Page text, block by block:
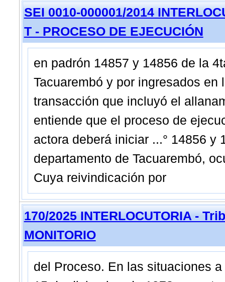
SEI 0010-000001/2014
T - PROCESO DE EJECUCIÓN
en padrón 14857 y 14856 de la
Tacuarembó y por ingresados
transacción que incluyó el
entiende que el proceso de
actora deberá iniciar ...° 14856
departamento de Tacuarembó,
Cuya reivindicación por
170/2025 INTERLOCUTORIA -
MONITORIO
del Proceso. En las situaciones